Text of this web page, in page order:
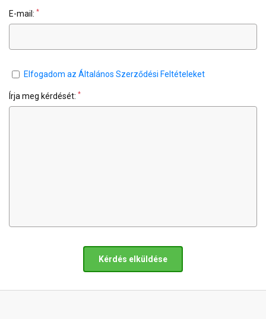
E-mail: *
Elfogadom az Általános Szerződési Feltételeket
Írja meg kérdését: *
Kérdés elküldése